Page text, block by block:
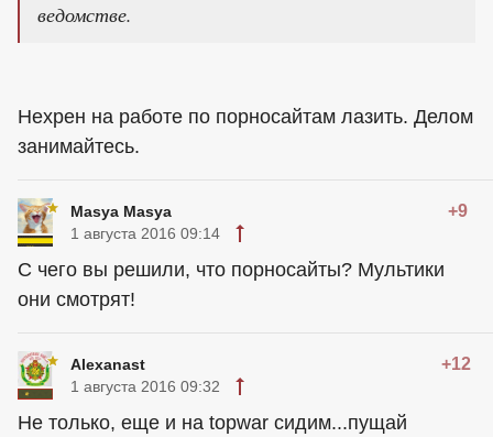
ведомстве.
Нехрен на работе по порносайтам лазить. Делом
занимайтесь.
Masya Masya +9
1 августа 2016 09:14
С чего вы решили, что порносайты? Мультики
они смотрят!
Alexanast +12
1 августа 2016 09:32
Не только, еще и на topwar сидим...пущай